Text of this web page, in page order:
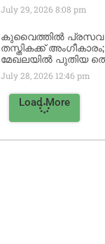
July 29, 20268:08 pm
കുവൈത്തിൽ
തസ്തികക്ക്
മേഖലയിൽ പുതിയ
July 28, 2026 12:46 pm
Load More